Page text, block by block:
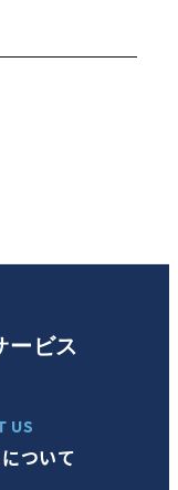
ービス
US
ついて